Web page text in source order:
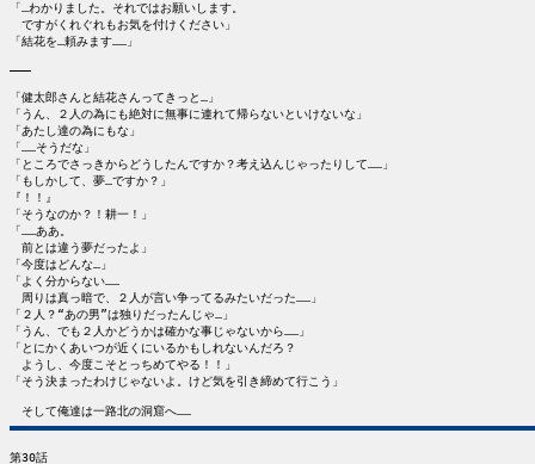
「…わかりました。それではお願いします。
ですがくれぐれもお気を付けください」
「結花を…頼みます……」
―――
「健太郎さんと結花さんってきっと…」
「うん、２人の為にも絶対に無事に連れて帰らないといけないな」
「あたし達の為にもな」
「……そうだな」
「ところでさっきからどうしたんですか？考え込んじゃったりして……」
「もしかして、夢…ですか？」
『！！』
「そうなのか？！耕一！」
「……ああ。
前とは違う夢だったよ」
「今度はどんな…」
「よく分からない……
周りは真っ暗で、２人が言い争ってるみたいだった……」
「２人？“あの男”は独りだったんじゃ…」
「うん、でも２人かどうかは確かな事じゃないから……」
「とにかくあいつが近くにいるかもしれないんだろ？
ようし、今度こそとっちめてやる！！」
「そう決まったわけじゃないよ。けど気を引き締めて行こう」